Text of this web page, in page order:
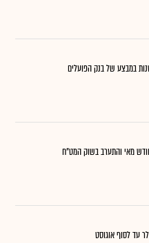
במבצע של בנק הפועלים
מאי והתערב בשוק המט"ח
עד לסוף אוגוסט